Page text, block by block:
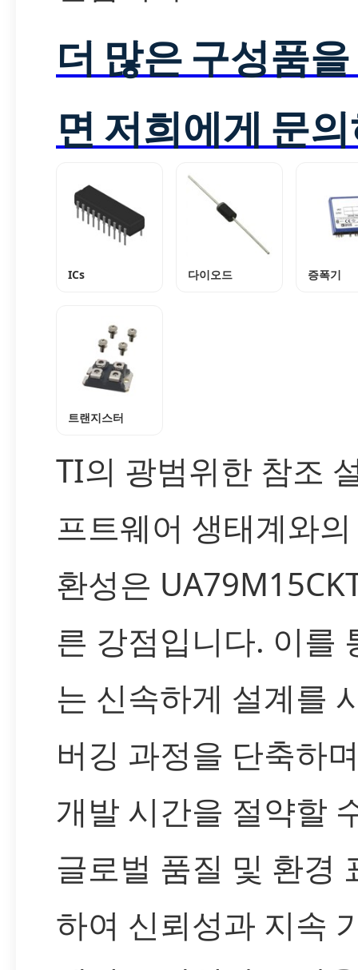
더 많은 구성품
면 저희에게 문
ICs 다이오드 증폭기
트랜지스터
TI의 광범위한 참조
프트웨어 생태계와
환성은
른 강점입니다. 이를
는 신속하게 설계를
버깅 과정을 단축하
개발 시간을 절약할
글로벌 품질 및 환경
하여 신뢰성과 지속